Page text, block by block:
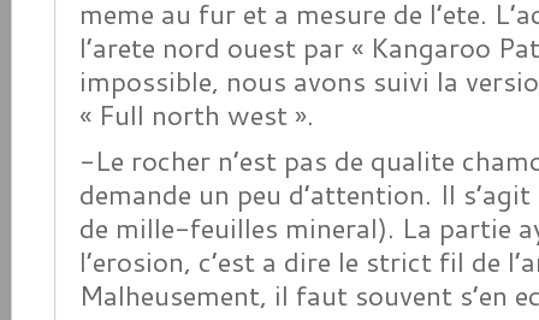
meme au fur et a mesure de l’ete.
l’arete nord ouest par « Kangaroo
impossible, nous avons suivi la
« Full north west ».
-Le rocher n’est pas de qualite
demande un peu d’attention. Il
de mille-feuilles mineral). La partie
l’erosion, c’est a dire le strict fil de
Malheusement, il faut souvent s’en